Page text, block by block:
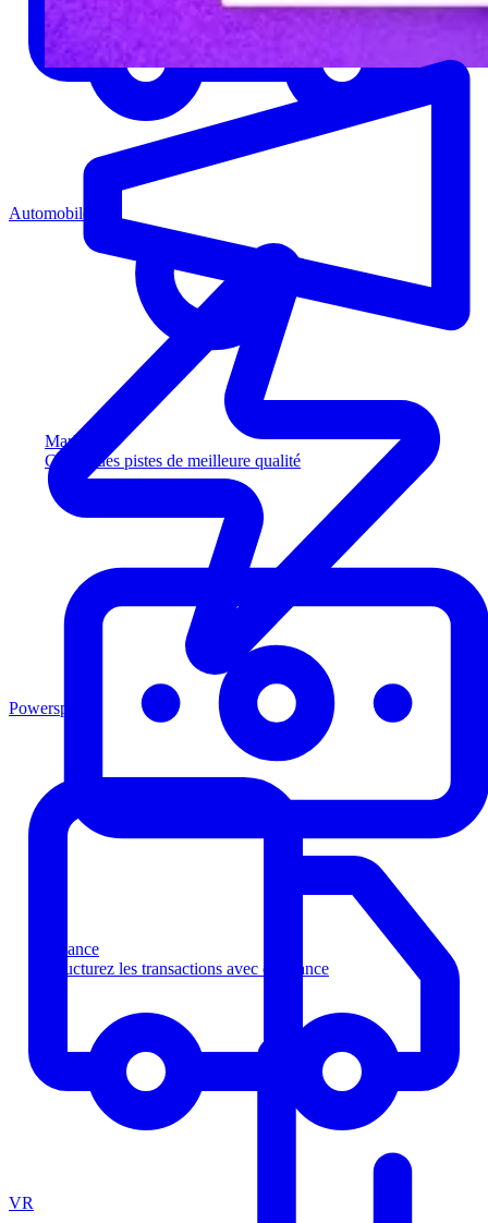
Marketing
Captez des pistes de meilleure qualité
Finance
Structurez les transactions avec confiance
Automobile
Powersports
VR